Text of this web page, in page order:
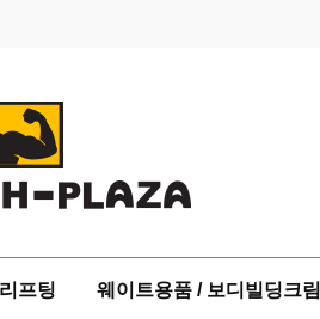
프팅 웨이트용품 / 보디빌딩크림